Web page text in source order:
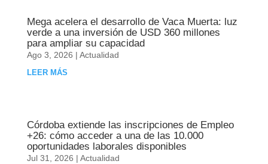
Mega acelera el desarrollo de Vaca Muerta: luz
verde a una inversión de USD 360 millones
para ampliar su capacidad
Ago 3, 2026 | Actualidad
LEER MÁS
Córdoba extiende las inscripciones de Empleo
+26: cómo acceder a una de las 10.000
oportunidades laborales disponibles
Jul 31, 2026 | Actualidad